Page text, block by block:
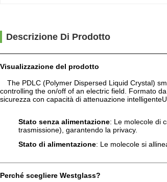
Descrizione Di Prodotto
Visualizzazione del prodotto
The PDLC (Polymer Dispersed Liquid Crystal)
controlling the on/off of an electric field. Formato
sicurezza con capacità di attenuazione
Stato senza alimentazione: Le molecole di
trasmissione), garantendo la privacy.
Stato di alimentazione: Le molecole si
Perché scegliere Westglass?